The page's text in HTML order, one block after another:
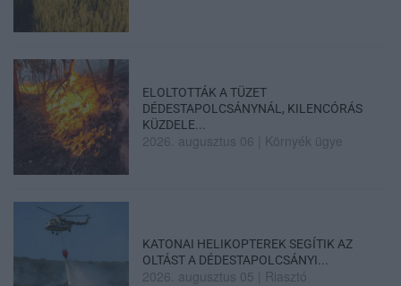
ELOLTOTTÁK A TÜZET
DÉDESTAPOLCSÁNYNÁL, KILENCÓRÁS
KÜZDELE...
2026. augusztus 06 Környék ügye
KATONAI HELIKOPTEREK SEGÍTIK AZ
OLTÁST A DÉDESTAPOLCSÁNYI...
2026. augusztus 05 Riasztó